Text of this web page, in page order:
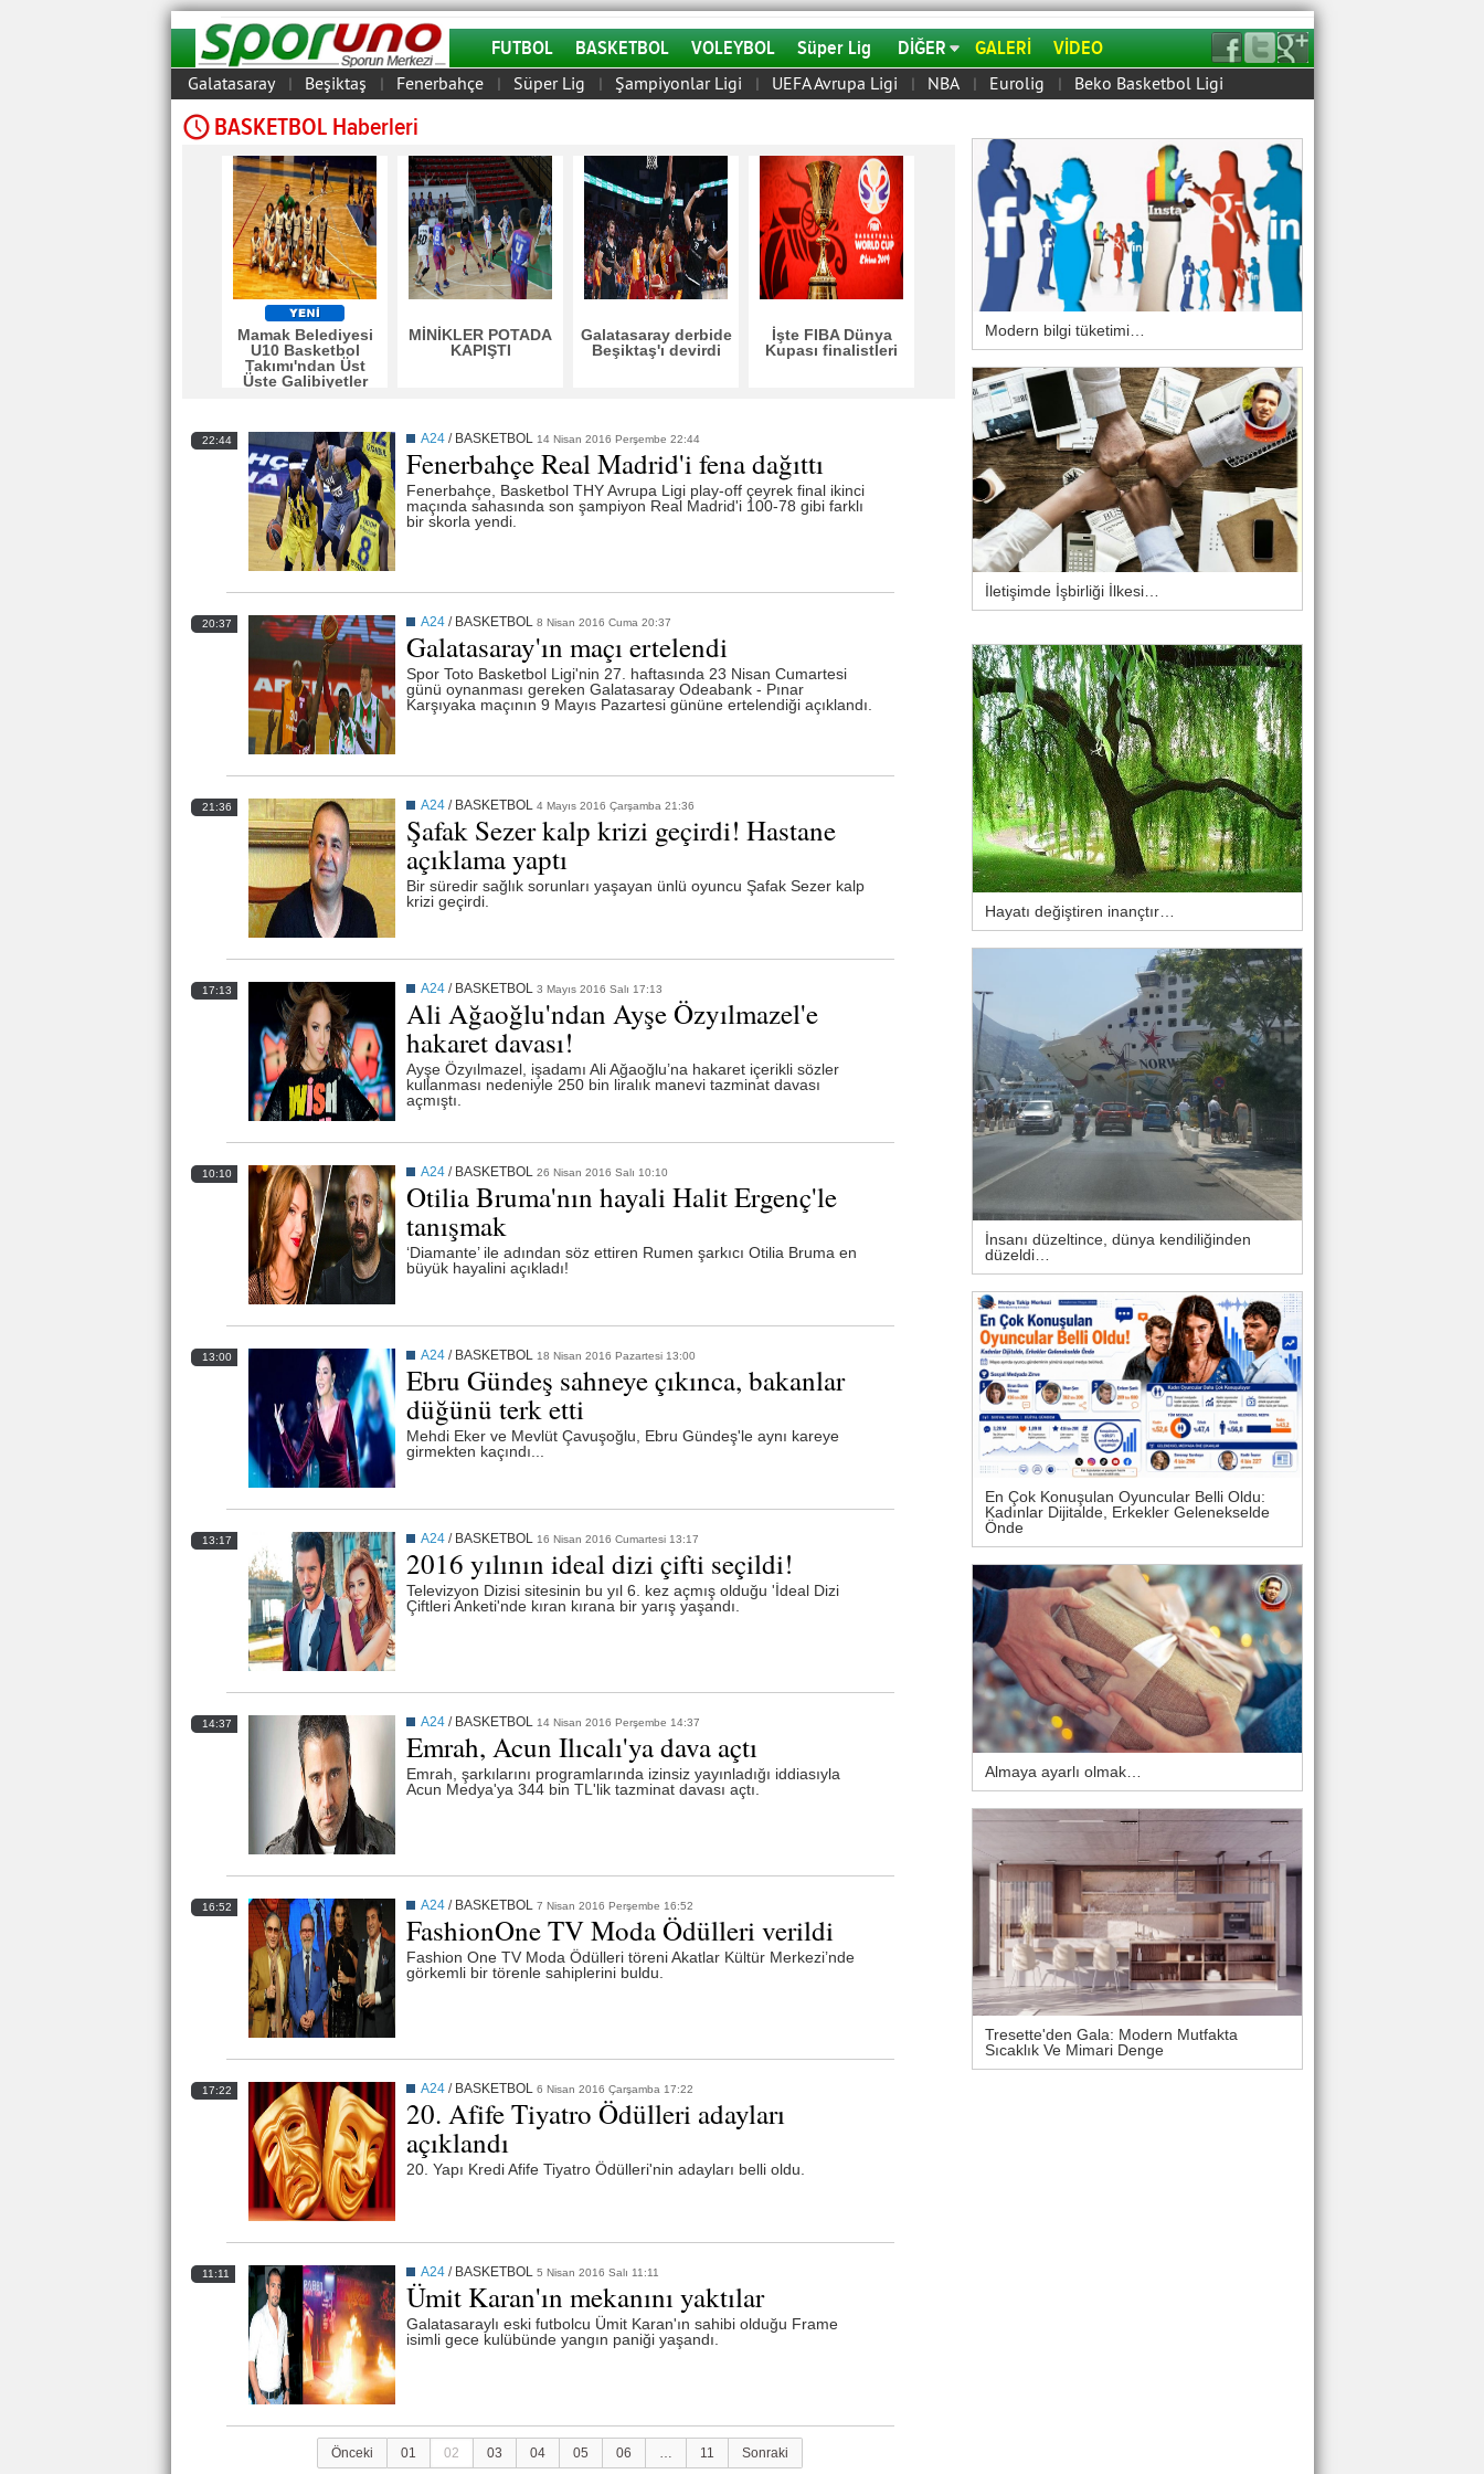
FUTBOL BASKETBOL VOLEYBOL Süper Lig DİĞER GALERİ VİDEO
Galatasaray | Beşiktaş | Fenerbahçe | Süper Lig | Şampiyonlar Ligi | UEFA Avrupa Ligi | NBA | Eurolig | Beko Basketbol Ligi
BASKETBOL Haberleri
Mamak Belediyesi
U10 Basketbol
Takımı'ndan Üst
Üste Galibiyetler
MİNİKLER POTADA
KAPIŞTI
Galatasaray derbide
Beşiktaş'ı devirdi
İşte FIBA Dünya
Kupası finalistleri
A24/ BASKETBOL 14 Nisan 2016 Perşembe 22:44
Fenerbahçe Real Madrid'i fena dağıttı
Fenerbahçe, Basketbol THY Avrupa Ligi play-off çeyrek final ikinci
maçında sahasında son şampiyon Real Madrid'i 100-78 gibi farklı
bir skorla yendi.
22:44
A24/ BASKETBOL 8 Nisan 2016 Cuma 20:37
Galatasaray'ın maçı ertelendi
Spor Toto Basketbol Ligi'nin 27. haftasında 23 Nisan Cumartesi
günü oynanması gereken Galatasaray Odeabank - Pınar
Karşıyaka maçının 9 Mayıs Pazartesi gününe ertelendiği açıklandı.
20:37
A24/ BASKETBOL 4 Mayıs 2016 Çarşamba 21:36
Şafak Sezer kalp krizi geçirdi! Hastane
açıklama yaptı
Bir süredir sağlık sorunları yaşayan ünlü oyuncu Şafak Sezer kalp
krizi geçirdi.
21:36
A24/ BASKETBOL 3 Mayıs 2016 Salı 17:13
Ali Ağaoğlu'ndan Ayşe Özyılmazel'e
hakaret davası!
Ayşe Özyılmazel, işadamı Ali Ağaoğlu’na hakaret içerikli sözler
kullanması nedeniyle 250 bin liralık manevi tazminat davası
açmıştı.
17:13
A24/ BASKETBOL 26 Nisan 2016 Salı 10:10
Otilia Bruma'nın hayali Halit Ergenç'le
tanışmak
‘Diamante’ ile adından söz ettiren Rumen şarkıcı Otilia Bruma en
büyük hayalini açıkladı!
10:10
A24/ BASKETBOL 18 Nisan 2016 Pazartesi 13:00
Ebru Gündeş sahneye çıkınca, bakanlar
düğünü terk etti
Mehdi Eker ve Mevlüt Çavuşoğlu, Ebru Gündeş'le aynı kareye
girmekten kaçındı...
13:00
A24/ BASKETBOL 16 Nisan 2016 Cumartesi 13:17
2016 yılının ideal dizi çifti seçildi!
Televizyon Dizisi sitesinin bu yıl 6. kez açmış olduğu 'İdeal Dizi
Çiftleri Anketi'nde kıran kırana bir yarış yaşandı.
13:17
A24/ BASKETBOL 14 Nisan 2016 Perşembe 14:37
Emrah, Acun Ilıcalı'ya dava açtı
Emrah, şarkılarını programlarında izinsiz yayınladığı iddiasıyla
Acun Medya'ya 344 bin TL'lik tazminat davası açtı.
14:37
A24/ BASKETBOL 7 Nisan 2016 Perşembe 16:52
FashionOne TV Moda Ödülleri verildi
Fashion One TV Moda Ödülleri töreni Akatlar Kültür Merkezi’nde
görkemli bir törenle sahiplerini buldu.
16:52
A24/ BASKETBOL 6 Nisan 2016 Çarşamba 17:22
20. Afife Tiyatro Ödülleri adayları
açıklandı
20. Yapı Kredi Afife Tiyatro Ödülleri'nin adayları belli oldu.
17:22
A24/ BASKETBOL 5 Nisan 2016 Salı 11:11
Ümit Karan'ın mekanını yaktılar
Galatasaraylı eski futbolcu Ümit Karan'ın sahibi olduğu Frame
isimli gece kulübünde yangın paniği yaşandı.
11:11
Önceki 01 02 03 04 05 06 … 11 Sonraki
Modern bilgi tüketimi…
İletişimde İşbirliği İlkesi…
Hayatı değiştiren inançtır…
İnsanı düzeltince, dünya kendiliğinden
düzeldi…
En Çok Konuşulan Oyuncular Belli Oldu:
Kadınlar Dijitalde, Erkekler Gelenekselde
Önde
Almaya ayarlı olmak…
Tresette'den Gala: Modern Mutfakta
Sıcaklık Ve Mimari Denge